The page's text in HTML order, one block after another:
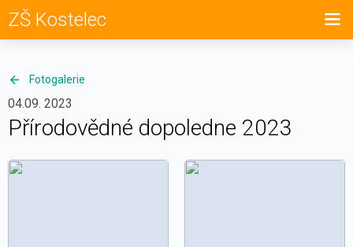
ZŠ Kostelec
Fotogalerie
04.09. 2023
Přírodovědné dopoledne 2023